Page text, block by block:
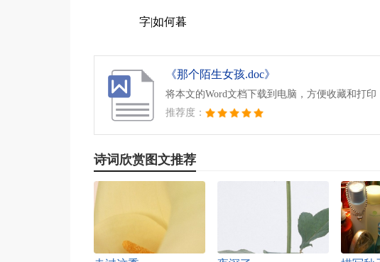
字|如何暮
《那个陌生女孩.doc》
将本文的Word文档下载到电脑，方便收藏和打印
推荐度：
诗词欣赏图文推荐